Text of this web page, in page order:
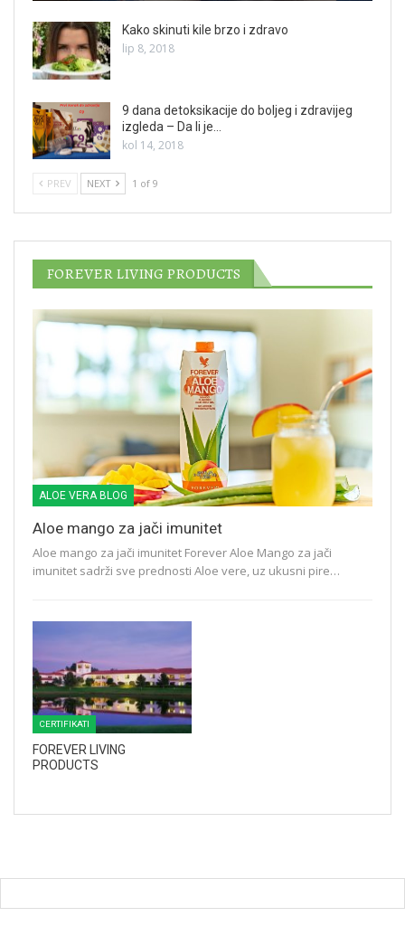
Kako skinuti kile brzo i zdravo
lip 8, 2018
9 dana detoksikacije do boljeg i zdravijeg
izgleda – Da li je…
kol 14, 2018
PREV NEXT 1 of 9
FOREVER LIVING PRODUCTS
ALOE VERA BLOG
Aloe mango za jači imunitet
Aloe mango za jači imunitet Forever Aloe Mango za jači
imunitet sadrži sve prednosti Aloe vere, uz ukusni pire…
CERTIFIKATI
FOREVER LIVING
PRODUCTS